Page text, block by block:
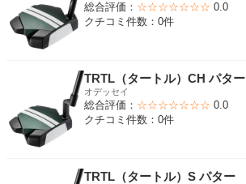
総合評価： ☆☆☆☆☆☆☆ 0.0
クチコミ件数：0件
TRTL（タートル）CH パター
オデッセイ
総合評価： ☆☆☆☆☆☆☆ 0.0
クチコミ件数：0件
TRTL（タートル）S パター